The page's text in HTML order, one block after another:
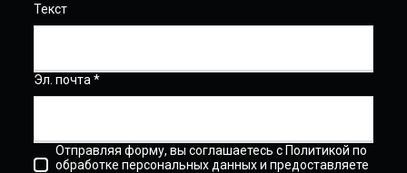
Текст
Эл. почта *
Отправляя форму, вы соглашаетесь с Политикой по
обработке персональных данных и предоставляете